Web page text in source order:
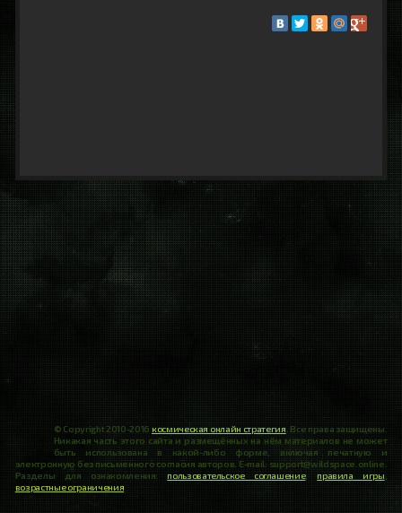
© Copyright 2010-2016 космическая онлайн стратегия . Все права защищены.
Никакая часть этого сайта и размещённых на нём материалов не может
быть использована в какой-либо форме, включая печатную и
электронную без письменного согласия авторов. E-mail: support@wildspace.online.
Разделы для ознакомления:пользовательское соглашение, правила игры
возрастные ограничения